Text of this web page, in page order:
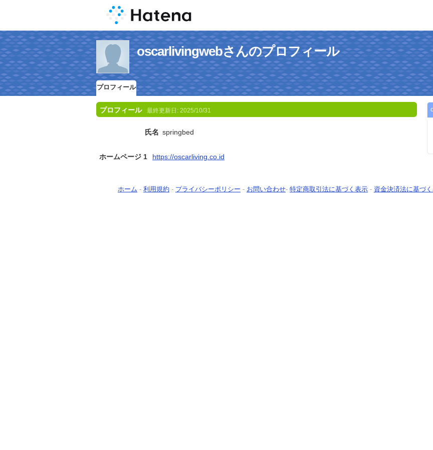
oscarlivingwebさんのプロフィール
プロフィール
プロフィール 最終更新日: 2025/10/31
氏名 springbed
ホームページ 1 https://oscarliving.co.id
ホーム - 利用規約 - プライバシーポリシー - お問い合わせ- 特定商取引法に基づく表示 - 資金決済法に基づ